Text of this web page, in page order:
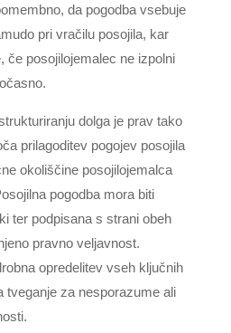
da pogodba vsebuje
pri vračilu posojila, kar
če posojilojemalec ne izpolni
dolga je prav tako
prilagoditev pogojev posojila
okoliščine posojilojemalca
pogodba mora biti
ter podpisana s strani obeh
pravno veljavnost.
opredelitev vseh ključnih
tveganje za nesporazume ali